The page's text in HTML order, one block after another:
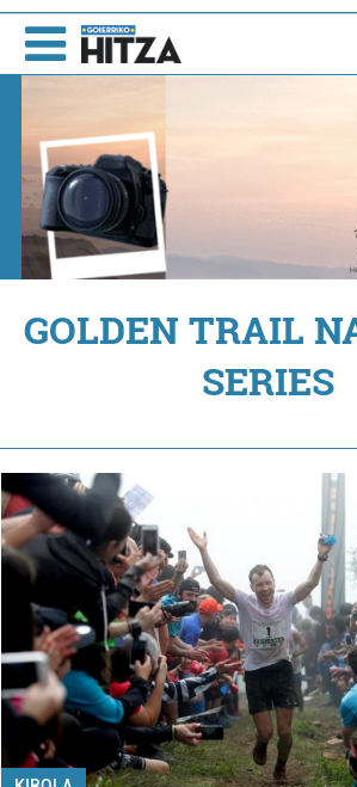
GOLDEN TRAIL
SERIES